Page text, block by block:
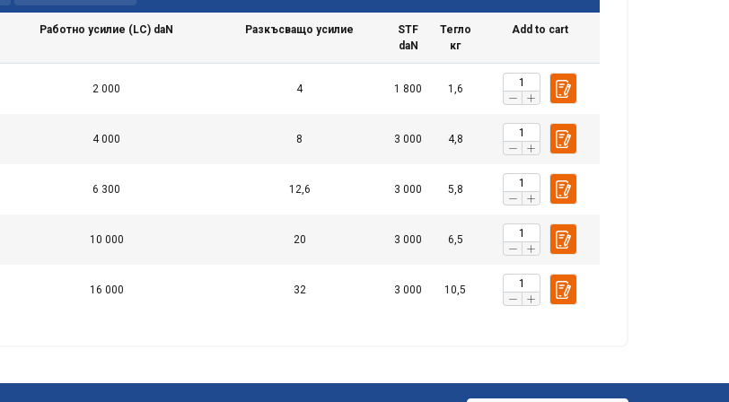
Работно усилие (LC) daN Разкъсващо усилие
STF
daN
Тегло
кг
Add to cart
2 000 4 1 800 1,6
4 000 8 3 000 4,8
6 300 12,6 3 000 5,8
10 000 20 3 000 6,5
16 000 32 3 000 10,5